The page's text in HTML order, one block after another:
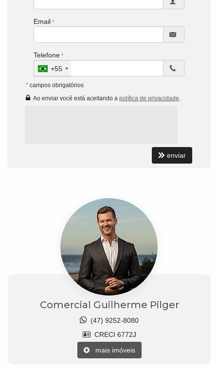
Email
Telefone
+55
* campos obrigatórios
Ao enviar você está aceitando a política de privacidade
enviar
Comercial Guilherme Pilger
(47) 9252-8080
CRECI 6772J
mais imóveis